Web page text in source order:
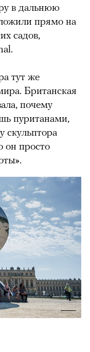
в дальнюю
прямо на
садов,
тут же
Британская
почему
пуританами,
скульптора
он просто